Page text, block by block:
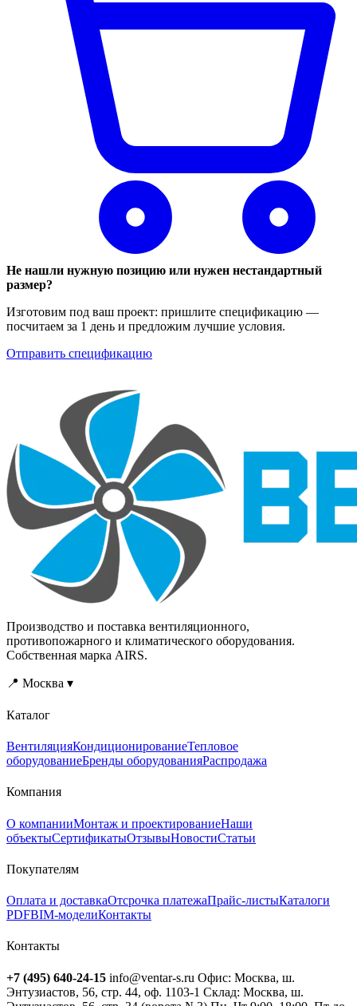
Не нашли нужную позицию или нужен нестандартный
размер?
Изготовим под ваш проект: пришлите спецификацию —
посчитаем за 1 день и предложим лучшие условия.
Отправить спецификацию
Производство и поставка вентиляционного,
противопожарного и климатического оборудования.
Собственная марка AIRS.
📍 Москва ▾
Каталог
ВентиляцияКондиционированиеТепловое
оборудованиеБренды оборудованияРаспродажа
Компания
О компанииМонтаж и проектированиеНаши
объектыСертификатыОтзывыНовостиСтатьи
Покупателям
Оплата и доставкаОтсрочка платежаПрайс-листыКаталоги
PDFBIM-моделиКонтакты
Контакты
+7 (495) 640-24-15 info@ventar-s.ru Офис: Москва, ш.
Энтузиастов, 56, стр. 44, оф. 1103-1 Склад: Москва, ш.